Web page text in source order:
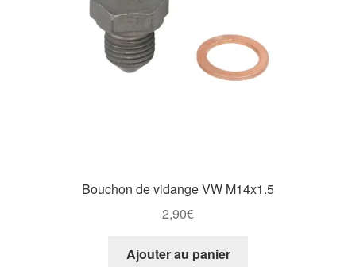
Bouchon de vidange VW M14x1.5
2,90€
Ajouter au panier